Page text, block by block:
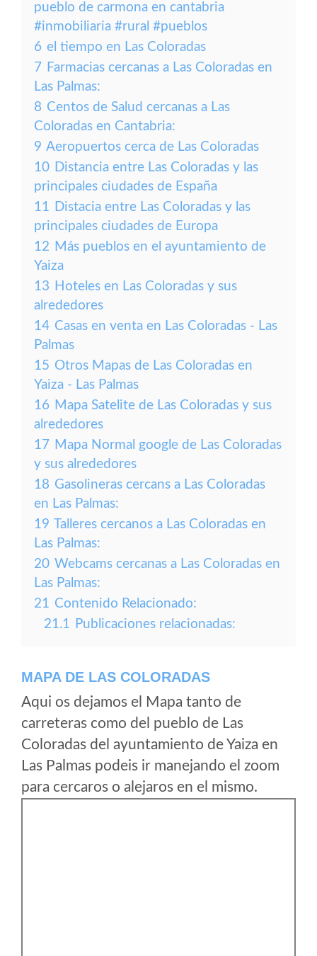
pueblo de carmona en cantabria
#inmobiliaria #rural #pueblos
6 el tiempo en Las Coloradas
7 Farmacias cercanas a Las Coloradas en
Las Palmas:
8 Centos de Salud cercanas a Las
Coloradas en Cantabria:
9 Aeropuertos cerca de Las Coloradas
10 Distancia entre Las Coloradas y las
principales ciudades de España
11 Distacia entre Las Coloradas y las
principales ciudades de Europa
12 Más pueblos en el ayuntamiento de
Yaiza
13 Hoteles en Las Coloradas y sus
alrededores
14 Casas en venta en Las Coloradas - Las
Palmas
15 Otros Mapas de Las Coloradas en
Yaiza - Las Palmas
16 Mapa Satelite de Las Coloradas y sus
alrededores
17 Mapa Normal google de Las Coloradas
y sus alrededores
18 Gasolineras cercans a Las Coloradas
en Las Palmas:
19 Talleres cercanos a Las Coloradas en
Las Palmas:
20 Webcams cercanas a Las Coloradas en
Las Palmas:
21 Contenido Relacionado:
21.1 Publicaciones relacionadas:
MAPA DE LAS COLORADAS
Aqui os dejamos el Mapa tanto de
carreteras como del pueblo de Las
Coloradas del ayuntamiento de Yaiza en
Las Palmas podeis ir manejando el zoom
para cercaros o alejaros en el mismo.